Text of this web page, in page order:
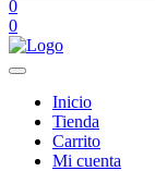
0
0
Inicio
Tienda
Carrito
Mi cuenta